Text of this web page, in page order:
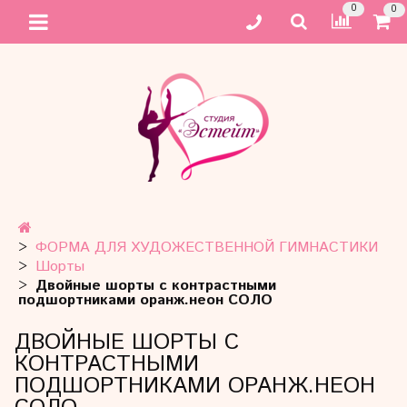
0 0
ФОРМА ДЛЯ ХУДОЖЕСТВЕННОЙ ГИМНАСТИКИ
Шорты
Двойные шорты с контрастными
подшортниками оранж.неон СОЛО
ДВОЙНЫЕ ШОРТЫ С
КОНТРАСТНЫМИ
ПОДШОРТНИКАМИ ОРАНЖ.НЕОН